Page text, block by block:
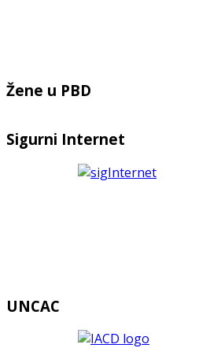
Žene u PBD
Sigurni Internet
UNCAC